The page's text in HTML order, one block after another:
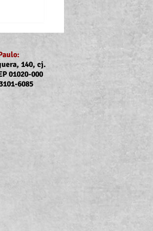
em
140, cj.
01020-000
6085